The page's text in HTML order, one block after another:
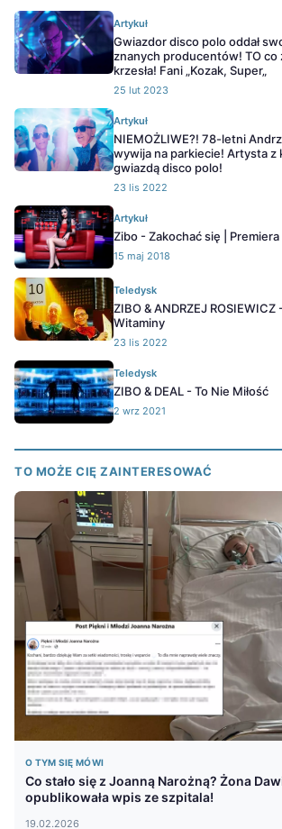
Artykuł
Gwiazdor disco polo oddał
znanych producentów! TO co
krzesła! Fani „Kozak, Super„
25 lut 2023
Artykuł
NIEMOŻLIWE?! 78-letni
wywija na parkiecie! Artysta z
gwiazdą disco polo!
23 lis 2022
Artykuł
Zibo - Zakochać się | Premiera
15 maj 2018
Teledysk
ZIBO & ANDRZEJ
Witaminy
23 lis 2022
Teledysk
ZIBO & DEAL - To Nie Miłość
2 wrz 2021
TO MOŻE CIĘ ZAINTERESOWAĆ
O TYM SIĘ MÓWI
Co stało się z Joanną Narożną? Żona
opublikowała wpis ze szpitala!
19.02.2026